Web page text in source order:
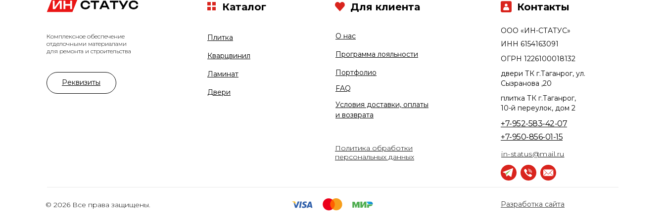
© 2026 Все права защищены.
Политика обработки
персональных данных
Комплексное обеспечение
отделочными материалами
для ремонта и строительства
Плитка
Кварцвинил
+7-950-856-01-15
+7-952-583-42-07
О нас
Ламинат
Программа лояльности
Двери
Портфолио
ООО «ИН-СТАТУС»
плитка ТК г.Таганрог,
10-й переулок, дом 2
двери ТК г.Таганрог, ул.
Сызранова ,20
ОГРН 1226100018132
ИНН 6154163091
Разработка сайта
Условия доставки, оплаты
и возврата
FAQ
Каталог
in-status@mail.ru
Контакты
Для клиента
Реквизиты